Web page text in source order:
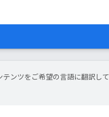
ンツをご希望の言語に翻訳し